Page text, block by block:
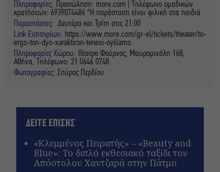
Πληροφορίες:
Προπώληση: more.com | Τηλέφωνο ομαδικών
κρατήσεων: 6939074486 *Η παράσταση είναι φιλική στα παιδιά
Παραστάσεις: Δευτέρα και Τρίτη στις 21:00
Link Εισιτηρίων: https://www.more.com/gr-el/tickets/theater/to-
ergo-ton-dyo-xaraktiron-tenesi-oyiliams
Πληροφορίες Χώρου: Θέατρο Φούρνος, Μαυρομιχάλη 168,
Αθήνα, Τηλέφωνο: 21 0646 0748
Φωτογραφίες: Σπύρος Περδίου
ΔΕΙΤΕ ΕΠΙΣΗΣ
«Κλεμμένος Πειρατής» – «Beauty and
Blue»: Το διπλό εκθεσιακό ταξίδι του
Απόστολου Χαντζαρά στην Πάτμο